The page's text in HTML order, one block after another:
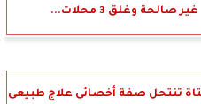
غير صالحة وغلق 3 محلات...
تنتحل صفة أخصائى علاج طبيعى